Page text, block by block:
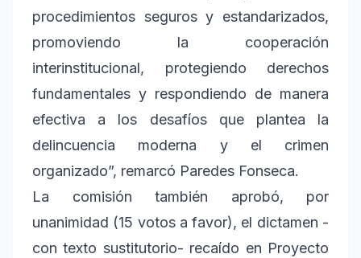
procedimientos seguros y estandarizados,
promoviendo la cooperación
interinstitucional, protegiendo derechos
fundamentales y respondiendo de manera
efectiva a los desafíos que plantea la
delincuencia moderna y el crimen
organizado”, remarcó Paredes Fonseca.
La comisión también aprobó, por
unanimidad (15 votos a favor), el dictamen -
con texto sustitutorio- recaído en Proyecto